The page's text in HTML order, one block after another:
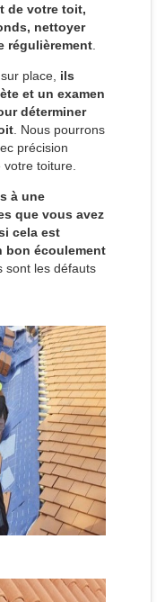
de votre toit,
nettoyer
régulièrement
place, ils
et un examen
déterminer
. Nous pourrons
précision
toiture.
à une
que vous avez
cela est
bon écoulement
sont les défauts